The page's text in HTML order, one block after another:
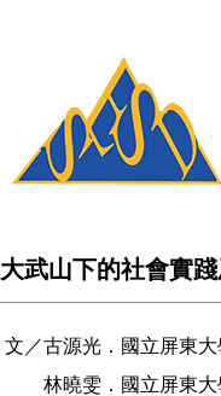
大武山下的社會實
文／古源光．國立屏東
林曉雯．國立屏東大